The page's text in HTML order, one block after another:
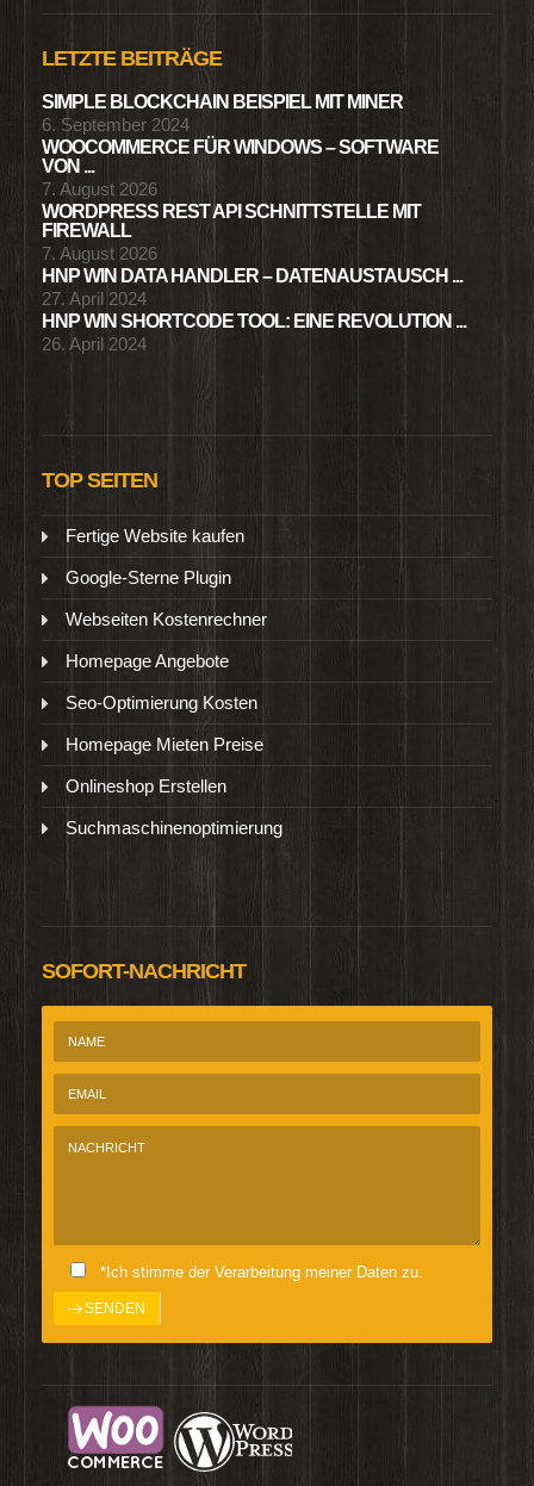
LETZTE BEITRÄGE
SIMPLE BLOCKCHAIN BEISPIEL MIT MINER
6. September 2024
WOOCOMMERCE FÜR WINDOWS – SOFTWARE
VON ...
7. August 2026
WORDPRESS REST API SCHNITTSTELLE MIT
FIREWALL
7. August 2026
HNP WIN DATA HANDLER – DATENAUSTAUSCH ...
27. April 2024
HNP WIN SHORTCODE TOOL: EINE REVOLUTION ...
26. April 2024
TOP SEITEN
Fertige Website kaufen
Google-Sterne Plugin
Webseiten Kostenrechner
Homepage Angebote
Seo-Optimierung Kosten
Homepage Mieten Preise
Onlineshop Erstellen
Suchmaschinenoptimierung
SOFORT-NACHRICHT
*Ich stimme der Verarbeitung meiner Daten zu.